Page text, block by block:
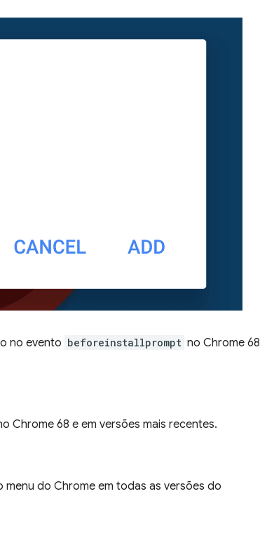
no evento beforeinstallprompt no Chrome 68
Chrome 68 e em versões mais recentes.
do Chrome em todas as versões do